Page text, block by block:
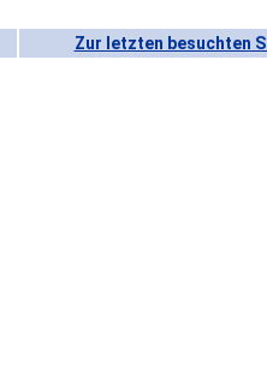
Zur letzten besuchten